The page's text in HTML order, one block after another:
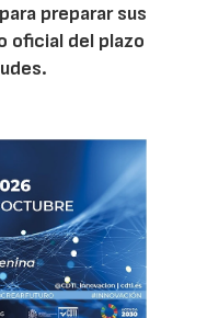
preparar sus
oficial del plazo